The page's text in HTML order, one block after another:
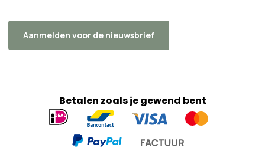
Betalen zoals je gewend bent
Geaccepteerde
betaalmethoden
Aanmelden voor de nieuwsbrief